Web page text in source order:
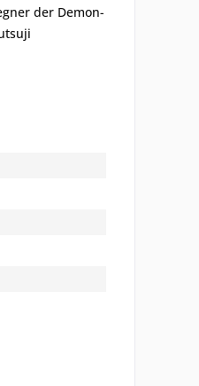
der Demon-